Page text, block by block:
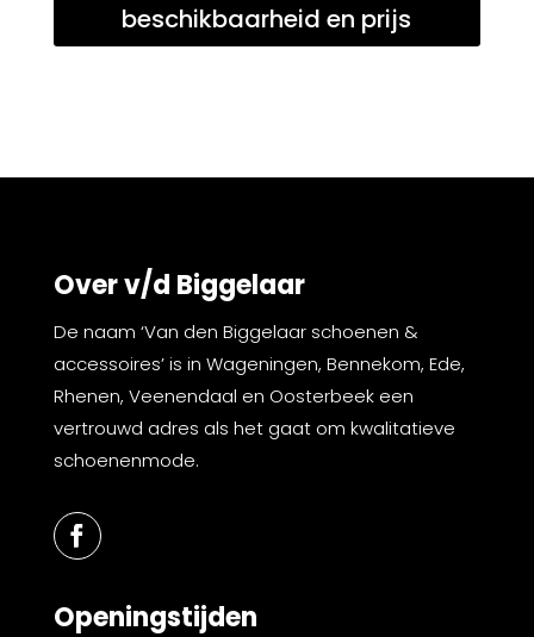
beschikbaarheid en prijs
Over v/d Biggelaar
De naam ‘Van den Biggelaar schoenen &
accessoires’ is in Wageningen, Bennekom, Ede,
Rhenen, Veenendaal en Oosterbeek een
vertrouwd adres als het gaat om kwalitatieve
schoenenmode.
Openingstijden